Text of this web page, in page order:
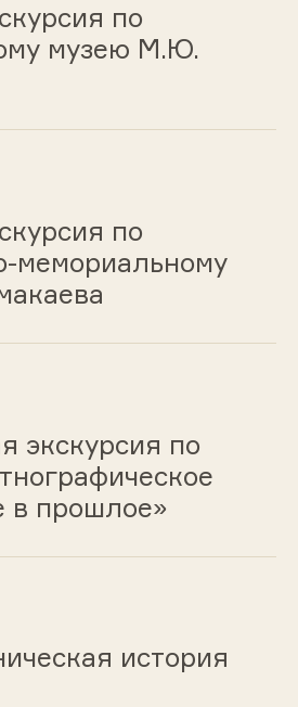
по
музею М.Ю.
по
мемориальному
экскурсия по
в прошлое»
история